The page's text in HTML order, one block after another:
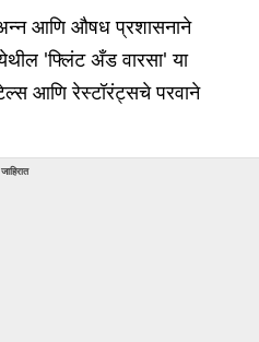
आणि औषध प्रशासनाने
'फ्लिंट अँड वारसा' या
आणि रेस्टॉरंट्सचे परवाने
जाहिरात